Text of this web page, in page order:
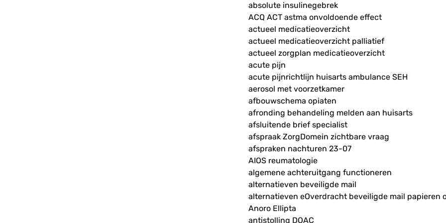
absolute insulinegebrek
ACQ ACT astma onvoldoende effect
actueel medicatieoverzicht
actueel medicatieoverzicht palliatief
actueel zorgplan medicatieoverzicht
acute pijn
acute pijnrichtlijn huisarts ambulance SEH
aerosol met voorzetkamer
afbouwschema opiaten
afronding behandeling melden aan huisarts
afsluitende brief specialist
afspraak ZorgDomein zichtbare vraag
afspraken nachturen 23-07
AIOS reumatologie
algemene achteruitgang functioneren
alternatieven beveiligde mail
alternatieven eOverdracht beveiligde mail papieren
Anoro Ellipta
antistolling DOAC